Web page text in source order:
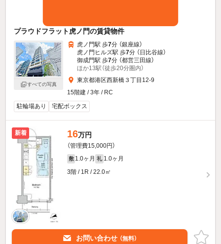
プラウドフラット虎ノ門の賃貸物件
すべての写真
虎ノ門駅 歩7分 （銀座線）
虎ノ門ヒルズ駅 歩7分 （日比谷線）
御成門駅 歩7分 （都営三田線）
ほか13駅（徒歩20分圏内）
東京都港区西新橋３丁目12-9
15階建 / 3年 / RC
駐輪場あり
宅配ボックス
新着 16万円
（管理費15,000円）
敷 1.0ヶ月 礼 1.0ヶ月
3階 / 1R / 22.0㎡
お問い合わせ （無料）